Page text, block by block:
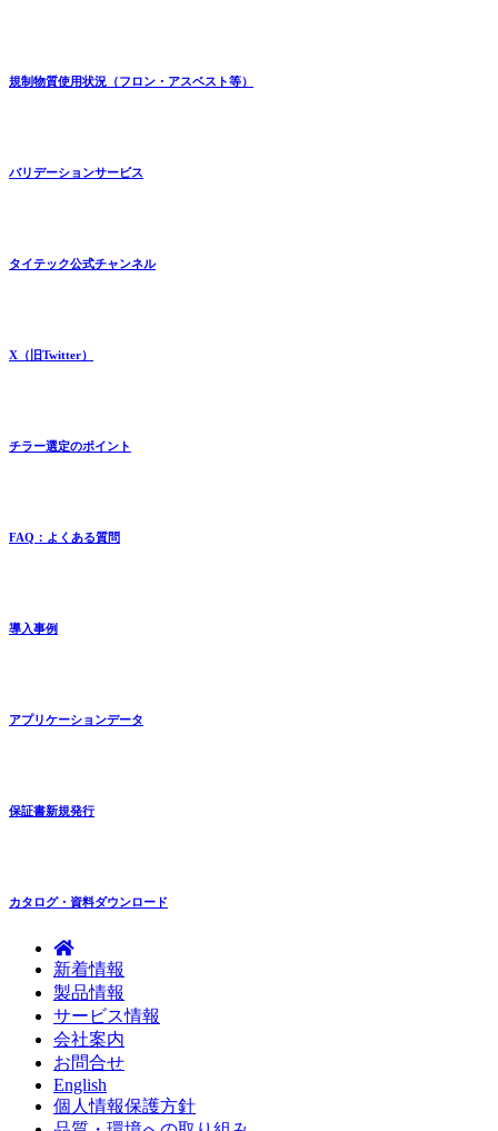
規制物質使用状況（フロン・アスベスト等）
バリデーションサービス
タイテック公式チャンネル
X（旧Twitter）
チラー選定のポイント
FAQ：よくある質問
導入事例
アプリケーションデータ
保証書新規発行
カタログ・資料ダウンロード
新着情報
製品情報
サービス情報
会社案内
お問合せ
English
個人情報保護方針